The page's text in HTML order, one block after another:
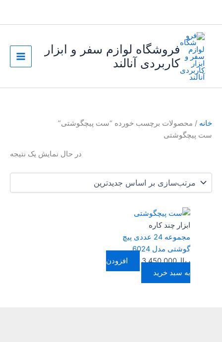
فروشگاه لوازم سفر و ابزار
کاربردی آنالند
خانه / محصولات برچسب خورده “ست پیچگوشتی”
ست پیچگوشتی
در حال نمایش یک نتیجه
ابزار چند کاره
مجموعه 24 عددی پیچ
گوشتی مدل 6024
ریال3.450.000
افزودن
به سبد خرید